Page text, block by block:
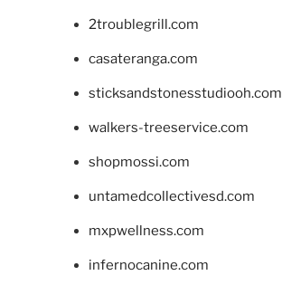
2troublegrill.com
casateranga.com
sticksandstonesstudiooh.com
walkers-treeservice.com
shopmossi.com
untamedcollectivesd.com
mxpwellness.com
infernocanine.com